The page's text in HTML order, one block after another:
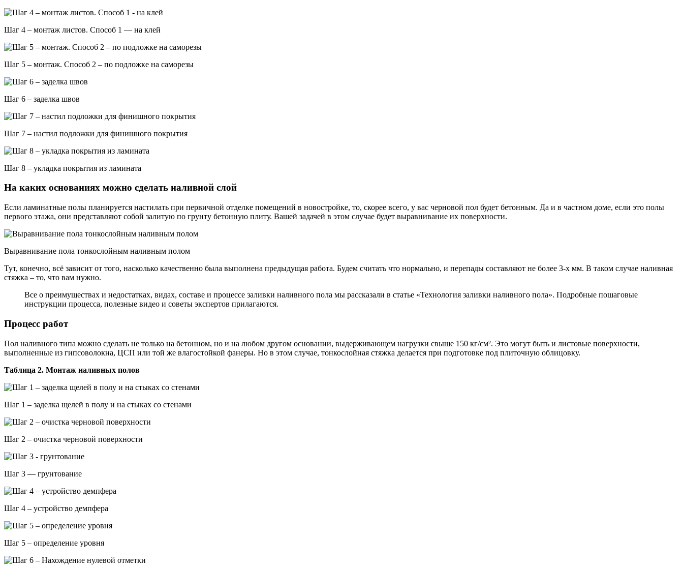
Шаг 4 – монтаж листов. Способ 1 — на клей
Шаг 5 – монтаж. Способ 2 – по подложке на саморезы
Шаг 6 – заделка швов
Шаг 7 – настил подложки для финишного покрытия
Шаг 8 – укладка покрытия из ламината
На каких основаниях можно сделать наливной слой
Если ламинатные полы планируется настилать при первичной отделке помещений в новостройке, то, скорее всего, у вас черновой пол будет бетонным. Да и в частном доме, если это полы
первого этажа, они представляют собой залитую по грунту бетонную плиту. Вашей задачей в этом случае будет выравнивание их поверхности.
Выравнивание пола тонкослойным наливным полом
Тут, конечно, всё зависит от того, насколько качественно была выполнена предыдущая работа. Будем считать что нормально, и перепады составляют не более 3-х мм. В таком случае наливная
стяжка – то, что вам нужно.
Все о преимуществах и недостатках, видах, составе и процессе заливки наливного пола мы рассказали в статье «Технология заливки наливного пола». Подробные пошаговые
инструкции процесса, полезные видео и советы экспертов прилагаются.
Процесс работ
Пол наливного типа можно сделать не только на бетонном, но и на любом другом основании, выдерживающем нагрузки свыше 150 кг/см². Это могут быть и листовые поверхности,
выполненные из гипсоволокна, ЦСП или той же влагостойкой фанеры. Но в этом случае, тонкослойная стяжка делается при подготовке под плиточную облицовку.
Таблица 2. Монтаж наливных полов
Шаг 1 – заделка щелей в полу и на стыках со стенами
Шаг 2 – очистка черновой поверхности
Шаг 3 — грунтование
Шаг 4 – устройство демпфера
Шаг 5 – определение уровня